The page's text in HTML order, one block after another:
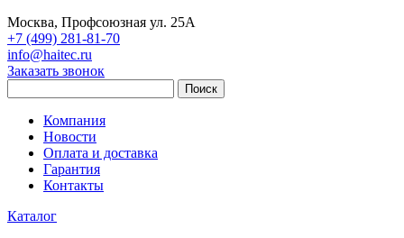
Москва, Профсоюзная ул. 25А
+7 (499) 281-81-70
info@haitec.ru
Заказать звонок
Поиск
Компания
Новости
Оплата и доставка
Гарантия
Контакты
Каталог